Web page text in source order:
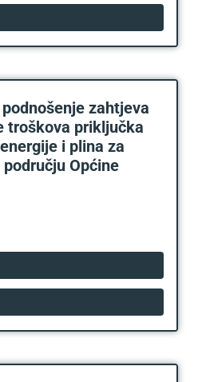
zahtjeva
troškova priključka
i plina za
Općine